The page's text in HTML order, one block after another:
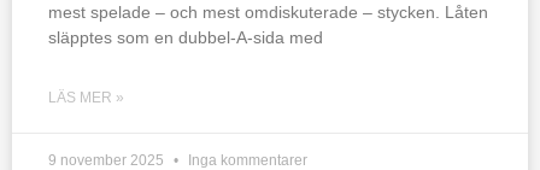
mest spelade – och mest omdiskuterade – stycken. Låten
släpptes som en dubbel-A-sida med
LÄS MER »
9 november 2025 Inga kommentarer